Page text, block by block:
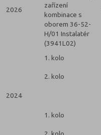
2026
zařízení
kombinace s
oborem 36-52-
H/01 Instalatér
(3941L02)
1. kolo
2. kolo
2024
1. kolo
2. kolo